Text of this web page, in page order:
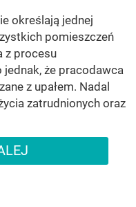
określają jednej
pomieszczeń
z procesu
że pracodawca
z upałem. Nadal
zatrudnionych oraz